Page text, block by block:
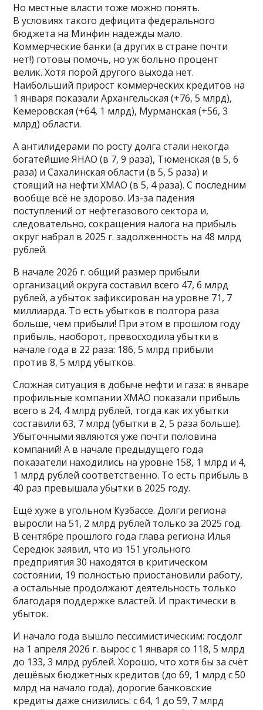
Но местные власти тоже можно понять.
В условиях такого дефицита федерального
бюджета на Минфин надежды мало.
Коммерческие банки (а других в стране почти
нет!) готовы помочь, но уж больно процент
велик. Хотя порой другого выхода нет.
Наибольший прирост коммерческих кредитов на
1 января показали Архангельская (+76, 5 млрд),
Кемеровская (+64, 1 млрд), Мурманская (+56, 3
млрд) области.
А антилидерами по росту долга стали некогда
богатейшие ЯНАО (в 7, 9 раза), Тюменская (в 5, 6
раза) и Сахалинская области (в 5, 5 раза) и
стоящий на нефти ХМАО (в 5, 4 раза). С последним
вообще всё не здорово. Из-за падения
поступлений от нефтегазового сектора и,
следовательно, сокращения налога на прибыль
округ набрал в 2025 г. задолженность на 48 млрд
рублей.
В начале 2026 г. общий размер прибыли
организаций округа составил всего 47, 6 млрд
рублей, а убыток зафиксирован на уровне 71, 7
миллиарда. То есть убытков в полтора раза
больше, чем прибыли! При этом в прошлом году
прибыль, наоборот, превосходила убытки в
начале года в 22 раза: 186, 5 млрд прибыли
против 8, 5 млрд убытков.
Сложная ситуация в добыче нефти и газа: в январе
профильные компании ХМАО показали прибыль
всего в 24, 4 млрд рублей, тогда как их убытки
составили 63, 7 млрд (убытки в 2, 5 раза больше).
Убыточными являются уже почти половина
компаний! А в начале предыдущего года
показатели находились на уровне 158, 1 млрд и 4,
1 млрд рублей соответственно. То есть прибыль в
40 раз превышала убытки в 2025 году.
Ещё хуже в угольном Кузбассе. Долги региона
выросли на 51, 2 млрд рублей только за 2025 год.
В сентябре прошлого года глава региона Илья
Середюк заявил, что из 151 угольного
предприятия 30 находятся в критическом
состоянии, 19 полностью приостановили работу,
а остальные продолжают деятельность только
благодаря поддержке властей. И практически в
убыток.
И начало года вышло пессимистическим: госдолг
на 1 апреля 2026 г. вырос с 1 января со 118, 5 млрд
до 133, 3 млрд рублей. Хорошо, что хотя бы за счёт
дешёвых бюджетных кредитов (до 69, 1 млрд с 50
млрд на начало года), дорогие банковские
кредиты даже снизились: с 64, 1 до 59, 7 млрд